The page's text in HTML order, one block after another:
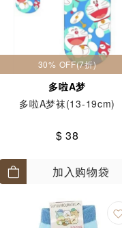
30% OFF(7折)
多啦A梦
多啦A梦袜(13-19cm)
$ 38
加入购物袋